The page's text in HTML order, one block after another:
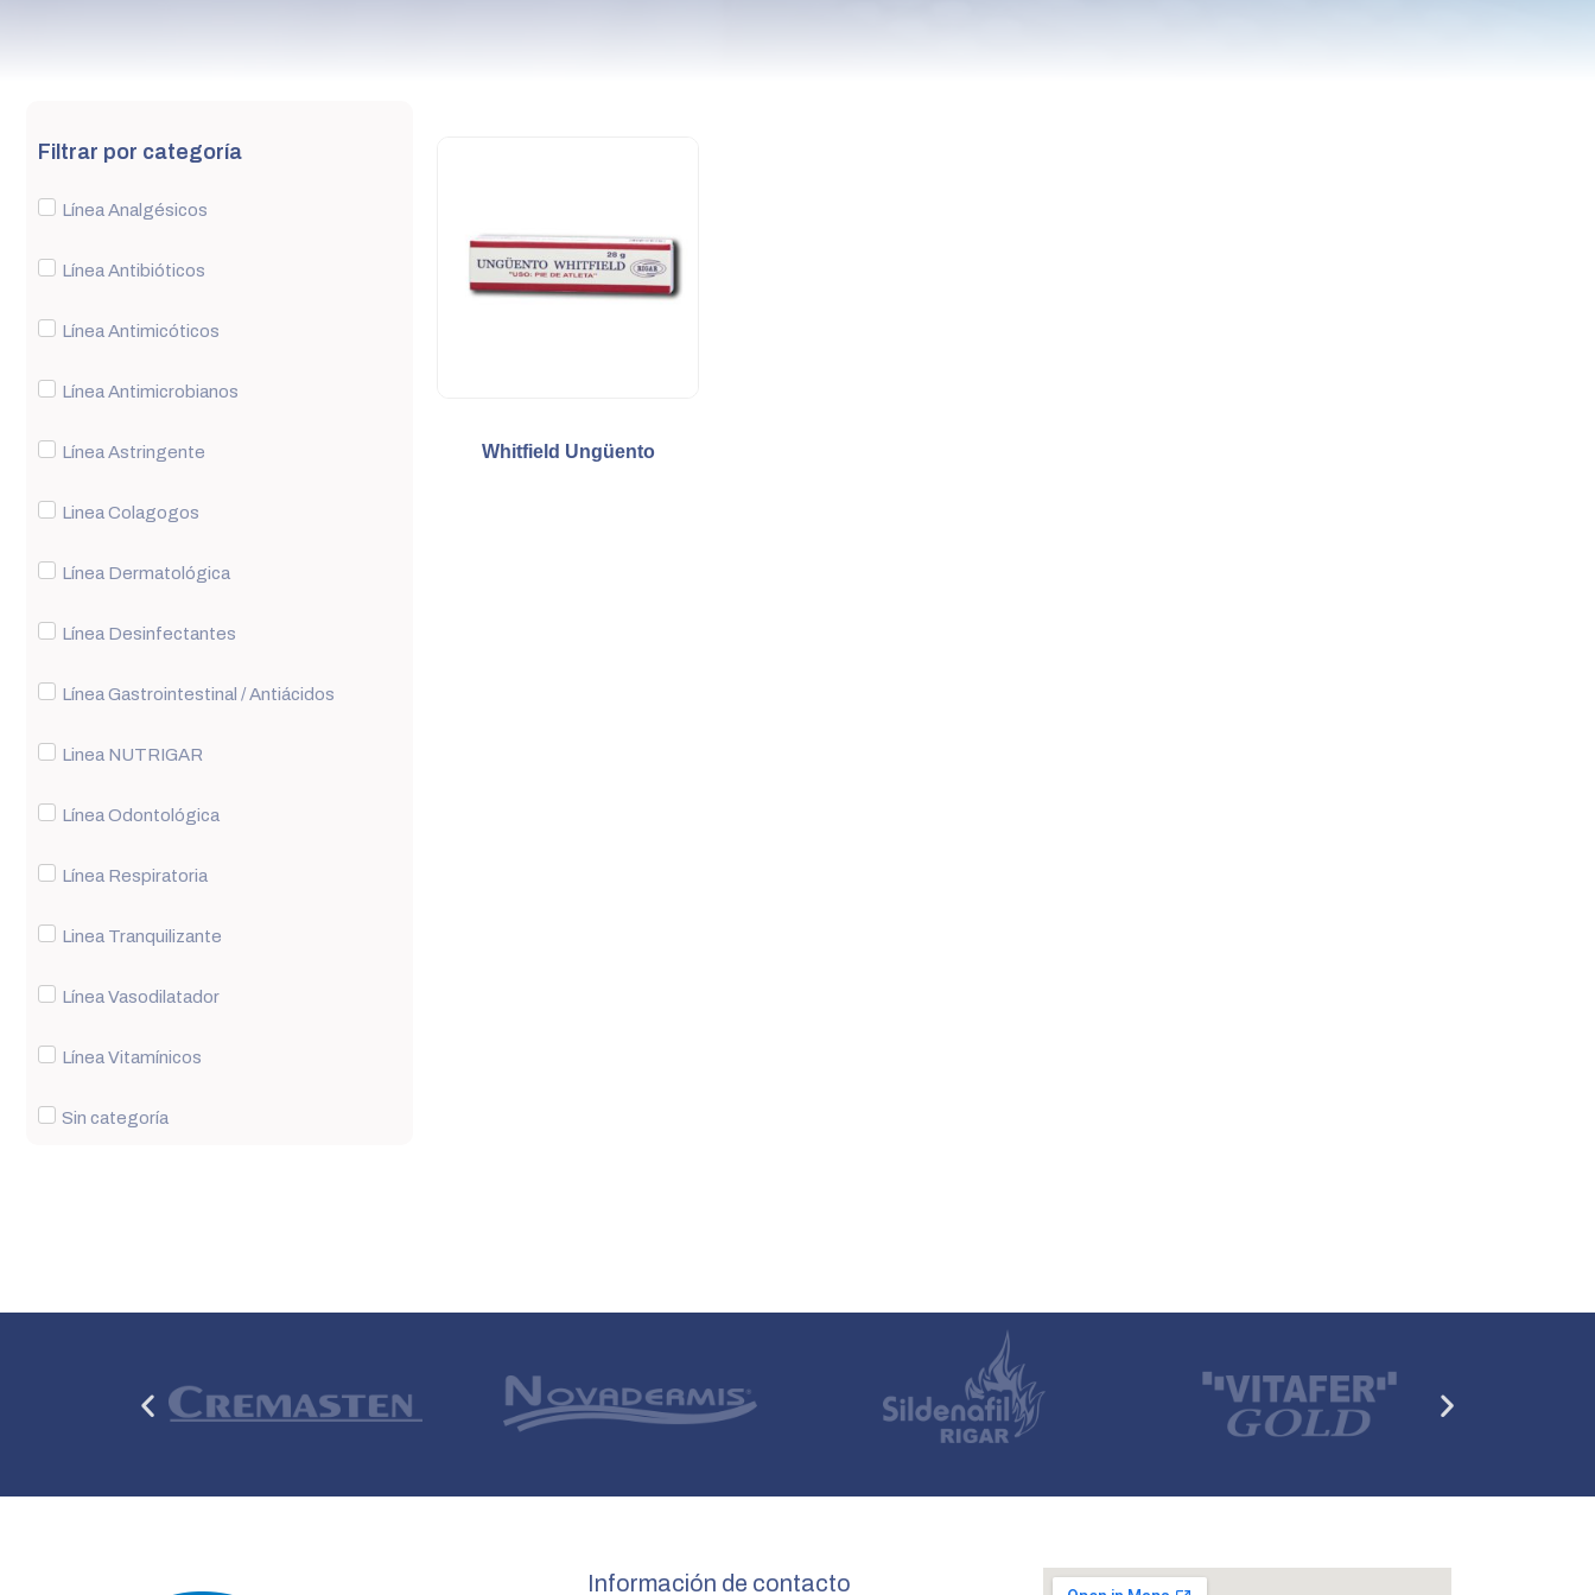
Filtrar por categoría
Línea Analgésicos
Línea Antibióticos
Línea Antimicóticos
Línea Antimicrobianos
Línea Astringente
Linea Colagogos
Línea Dermatológica
Línea Desinfectantes
Línea Gastrointestinal / Antiácidos
Linea NUTRIGAR
Línea Odontológica
Línea Respiratoria
Linea Tranquilizante
Línea Vasodilatador
Línea Vitamínicos
Sin categoría
Whitfield Ungüento
Anterior Siguiente
Información de contacto